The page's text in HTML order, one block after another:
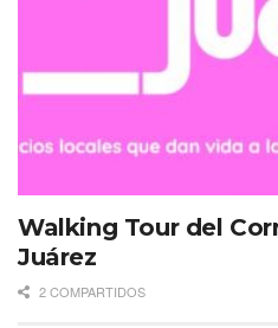
Walking Tour del
Juárez
2 COMPARTIDOS